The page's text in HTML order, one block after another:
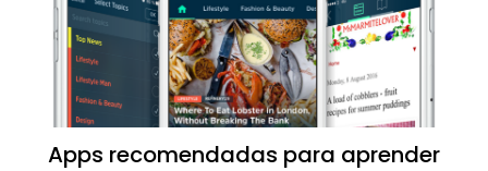
Apps recomendadas para aprender